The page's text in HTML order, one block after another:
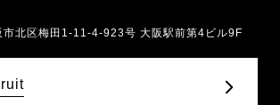
北区梅田1-11-4-923号 大阪駅前第4ビル9F